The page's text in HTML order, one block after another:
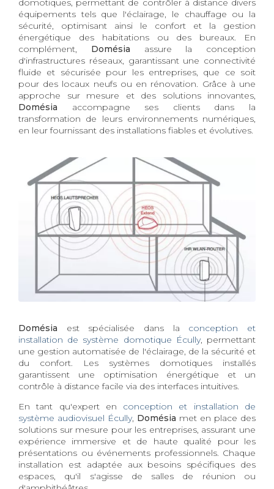
domotiques, permettant de contrôler à distance divers
équipements tels que l'éclairage, le chauffage ou la
sécurité, optimisant ainsi le confort et la gestion
énergétique des habitations ou des bureaux. En
complément, Domésia assure la conception
d'infrastructures réseaux, garantissant une connectivité
fluide et sécurisée pour les entreprises, que ce soit
pour des locaux neufs ou en rénovation. Grâce à une
approche sur mesure et des solutions innovantes,
Domésia accompagne ses clients dans la
transformation de leurs environnements numériques,
en leur fournissant des installations fiables et évolutives.
Domésia est spécialisée dans la conception et
installation de système domotique Écully, permettant
une gestion automatisée de l'éclairage, de la sécurité et
du confort. Les systèmes domotiques installés
garantissent une optimisation énergétique et un
contrôle à distance facile via des interfaces intuitives.
En tant qu'expert en conception et installation de
système audiovisuel Écully, Domésia met en place des
solutions sur mesure pour les entreprises, assurant une
expérience immersive et de haute qualité pour les
présentations ou événements professionnels. Chaque
installation est adaptée aux besoins spécifiques des
espaces, qu'il s'agisse de salles de réunion ou